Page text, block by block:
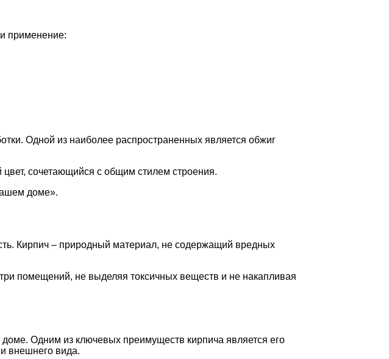
применение:
Одной из наиболее распространенных является обжиг
цвет, сочетающийся с общим стилем строения.
доме».
Кирпич – природный материал, не содержащий вредных
помещений, не выделяя токсичных веществ и не накапливая
Одним из ключевых преимуществ кирпича является его
внешнего вида.